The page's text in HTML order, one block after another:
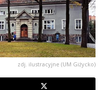
zdj. ilustracyjne (UM Giżycko)